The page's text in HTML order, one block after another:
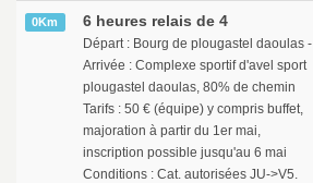
0Km 6 heures relais de 4
Départ : Bourg de plougastel daoulas -
Arrivée : Complexe sportif d'avel sport
plougastel daoulas, 80% de chemin
Tarifs : 50 € (équipe) y compris buffet,
majoration à partir du 1er mai,
inscription possible jusqu'au 6 mai
Conditions : Cat. autorisées JU->V5.